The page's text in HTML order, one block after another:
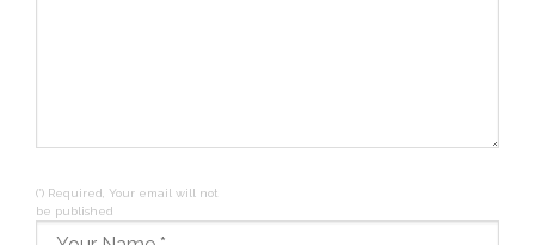
(*) Required, Your email will not
be published